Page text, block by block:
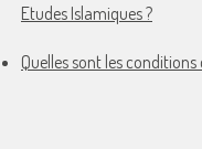
Etudes Islamiques ?
Quelles sont les